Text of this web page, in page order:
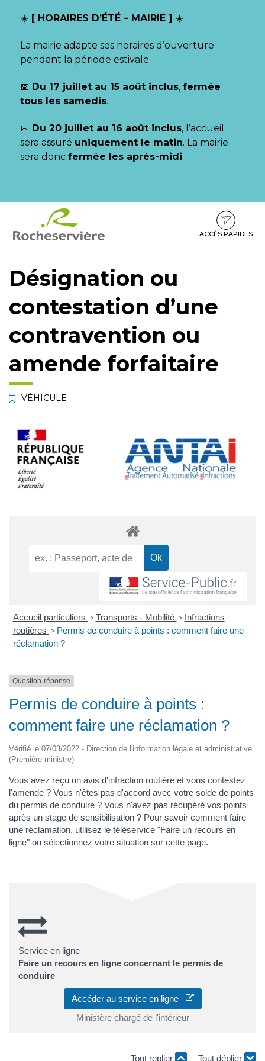
☀️ [ HORAIRES D’ÉTÉ – MAIRIE ] ☀️
La mairie adapte ses horaires d’ouverture
pendant la période estivale.
📅 Du 17 juillet au 15 août inclus, fermée
tous les samedis.
📅 Du 20 juillet au 16 août inclus, l’accueil
sera assuré uniquement le matin. La mairie
sera donc fermée les après-midi.
contenu
pied
ACCÈS RAPIDES
Désignation ou
contestation d’une
contravention ou
amende forfaitaire
VÉHICULE
Accueil particuliers > Transports - Mobilité > Infractions
routières > Permis de conduire à points : comment faire une
réclamation ?
Question-réponse
Permis de conduire à points :
comment faire une réclamation ?
Vérifié le 07/03/2022 - Direction de l'information légale et administrative
(Première ministre)
Vous avez reçu un avis d'infraction routière et vous contestez
l'amende ? Vous n'êtes pas d'accord avec votre solde de points
du permis de conduire ? Vous n'avez pas récupéré vos points
après un stage de sensibilisation ? Pour savoir comment faire
une réclamation, utilisez le téléservice "Faire un recours en
ligne" ou sélectionnez votre situation sur cette page.
Service en ligne
Faire un recours en ligne concernant le permis de
conduire
Accéder au service en ligne
Ministère chargé de l'intérieur
Tout replier Tout déplier